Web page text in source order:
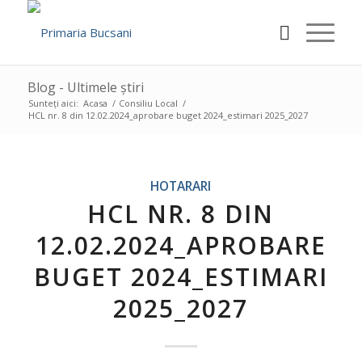
Blog - Ultimele știri
Sunteți aici: Acasa / Consiliu Local /
HCL nr. 8 din 12.02.2024_aprobare buget 2024_estimari 2025_2027
HOTARARI
HCL NR. 8 DIN
12.02.2024_APROBARE
BUGET 2024_ESTIMARI
2025_2027